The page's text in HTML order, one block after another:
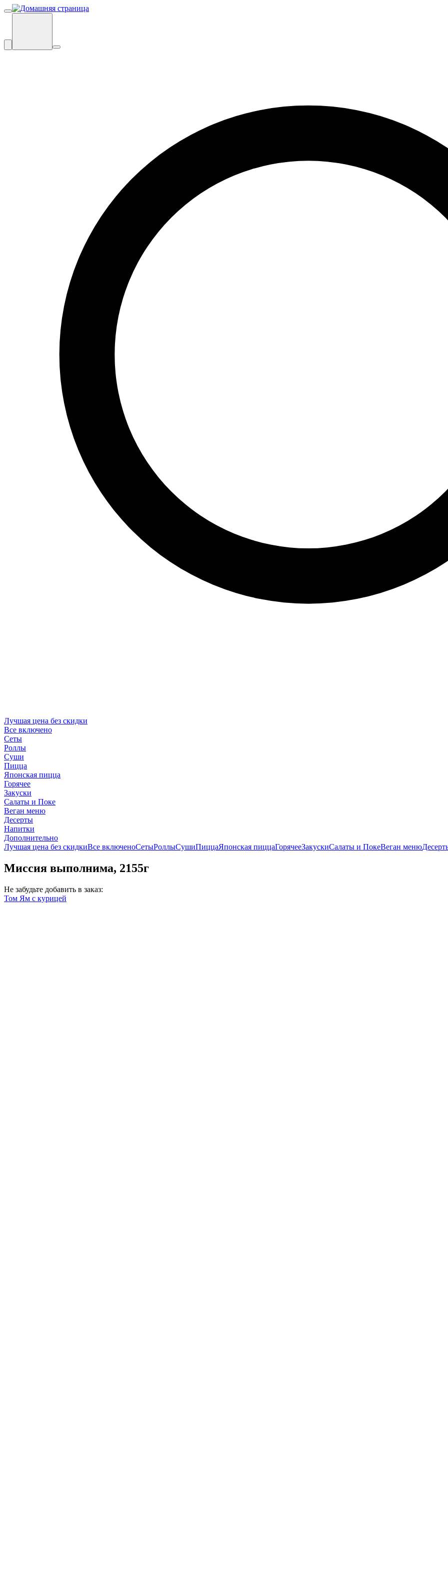
Лучшая цена без скидки
Все включено
Сеты
Роллы
Суши
Пицца
Японская пицца
Горячее
Закуски
Салаты и Поке
Веган меню
Десерты
Напитки
Дополнительно
Лучшая цена без скидкиВсе включеноСетыРоллыСушиПиццаЯпонская пиццаГорячееЗакускиСалаты и ПокеВеган меню
Миссия выполнима, 2155г
Не забудьте добавить в заказ:
Том Ям с курицей